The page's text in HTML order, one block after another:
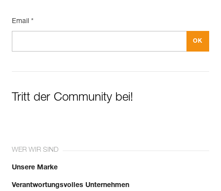
Email *
Tritt der Community bei!
WER WIR SIND
Unsere Marke
Verantwortungsvolles Unternehmen